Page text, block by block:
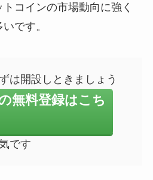
コインの市場動向に強く
です。
は開設しときましょう
無料登録はこち
です